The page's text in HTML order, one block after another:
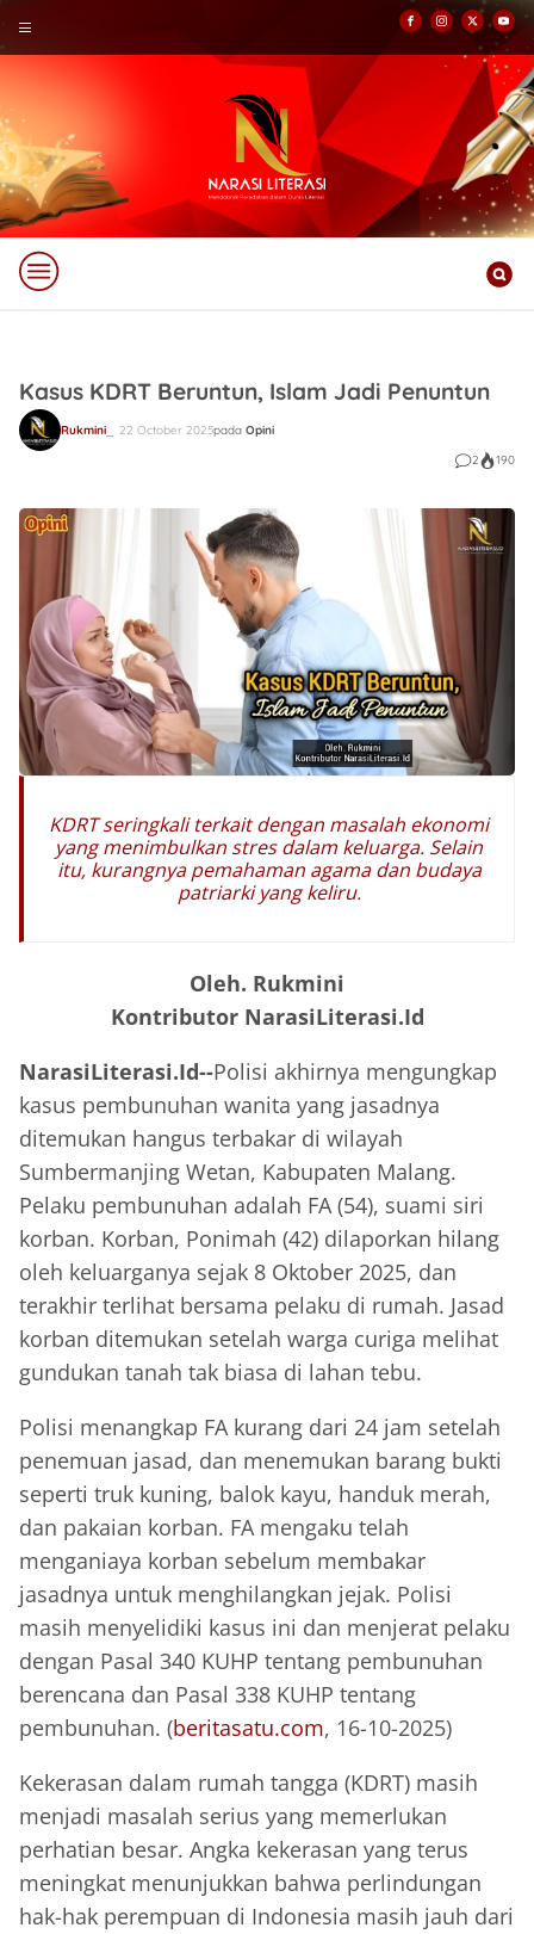
Kasus KDRT Beruntun, Islam Jadi Penuntun
Rukmini 22 October 2025pada Opini
2
190
KDRT seringkali terkait dengan masalah ekonomi
yang menimbulkan stres dalam keluarga. Selain
itu, kurangnya pemahaman agama dan budaya
patriarki yang keliru.
Oleh. Rukmini
Kontributor NarasiLiterasi.Id
NarasiLiterasi.Id--Polisi akhirnya mengungkap
kasus pembunuhan wanita yang jasadnya
ditemukan hangus terbakar di wilayah
Sumbermanjing Wetan, Kabupaten Malang.
Pelaku pembunuhan adalah FA (54), suami siri
korban. Korban, Ponimah (42) dilaporkan hilang
oleh keluarganya sejak 8 Oktober 2025, dan
terakhir terlihat bersama pelaku di rumah. Jasad
korban ditemukan setelah warga curiga melihat
gundukan tanah tak biasa di lahan tebu.
Polisi menangkap FA kurang dari 24 jam setelah
penemuan jasad, dan menemukan barang bukti
seperti truk kuning, balok kayu, handuk merah,
dan pakaian korban. FA mengaku telah
menganiaya korban sebelum membakar
jasadnya untuk menghilangkan jejak. Polisi
masih menyelidiki kasus ini dan menjerat pelaku
dengan Pasal 340 KUHP tentang pembunuhan
berencana dan Pasal 338 KUHP tentang
pembunuhan. (beritasatu.com, 16-10-2025)
Kekerasan dalam rumah tangga (KDRT) masih
menjadi masalah serius yang memerlukan
perhatian besar. Angka kekerasan yang terus
meningkat menunjukkan bahwa perlindungan
hak-hak perempuan di Indonesia masih jauh dari